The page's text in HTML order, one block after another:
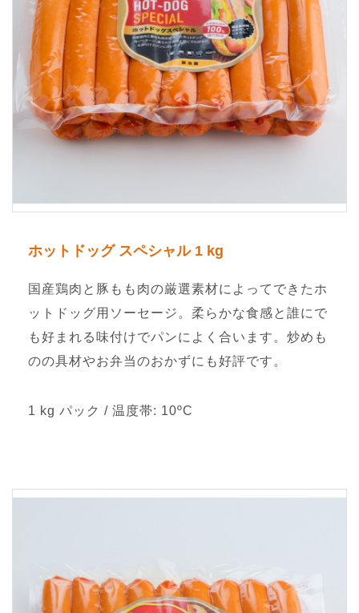
ホットドッグ スペシャル 1 kg
国産鶏肉と豚もも肉の厳選素材によってできたホ
ットドッグ用ソーセージ。柔らかな食感と誰にで
も好まれる味付けでパンによく合います。炒めも
のの具材やお弁当のおかずにも好評です。
1 kg パック / 温度帯: 10ºC